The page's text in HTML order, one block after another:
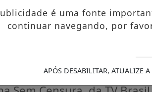
quem", diz Lula
é uma fonte
continuar navegando, por
APÓS DESABILITAR, ATUALIZE